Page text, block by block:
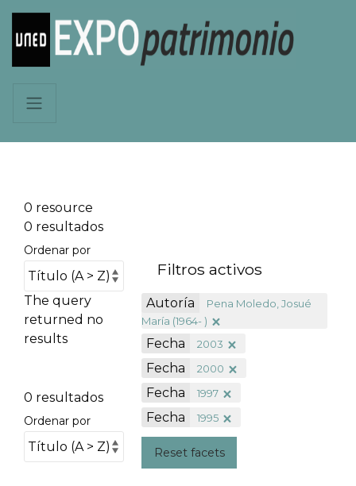
0 resource
0 resultados
Ordenar por
The query
returned no
results
0 resultados
Ordenar por
Filtros activos
Autoría
Pena Moledo, Josué
María (1964- )
Fecha 2003
Fecha 2000
Fecha 1997
Fecha 1995
Reset facets